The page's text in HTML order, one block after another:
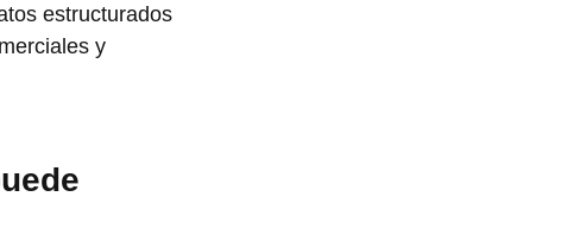
estructurados
y